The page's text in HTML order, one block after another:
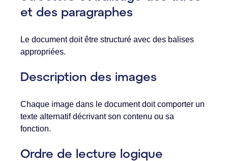
et des paragraphes
Le document doit être structuré avec des balises
appropriées.
Description des images
Chaque image dans le document doit comporter un
texte alternatif décrivant son contenu ou sa
fonction.
Ordre de lecture logique